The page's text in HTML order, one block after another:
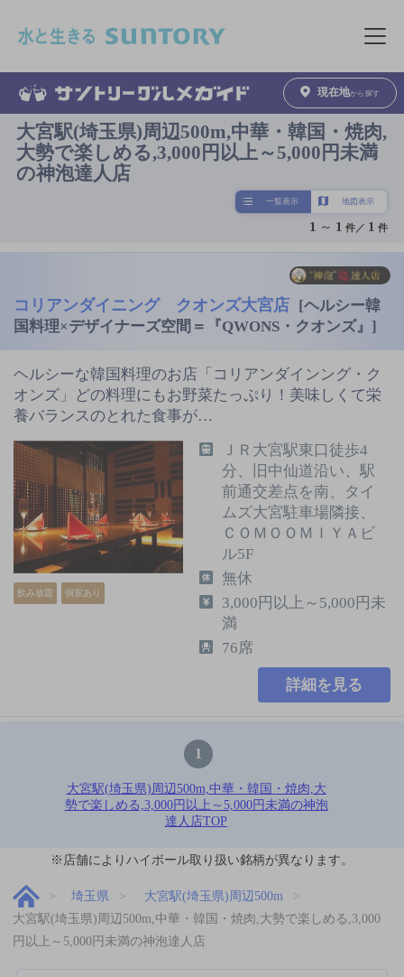
メニュ
現在地から探す
大宮駅(埼玉県)周辺500m,中華・韓国・焼肉,
大勢で楽しめる,3,000円以上～5,000円未満
の神泡達人店
一覧表示 地図表示
1 ～ 1 件／ 1 件
コリアンダイニング クオンズ大宮店 [ヘルシー韓
国料理×デザイナーズ空間＝『QWONS・クオンズ』]
ヘルシーな韓国料理のお店「コリアンダインング・ク
オンズ」どの料理にもお野菜たっぷり！美味しくて栄
養バランスのとれた食事が…
飲み放題 個室あり
ＪＲ大宮駅東口徒歩4
分、旧中仙道沿い、駅
前通交差点を南、タイ
ムズ大宮駐車場隣接、
ＣＯＭＯＯＭＩＹＡビ
ル5F
無休
3,000円以上～5,000円未
満
76席
詳細を見る
1
大宮駅(埼玉県)周辺500m,中華・韓国・焼肉,大
勢で楽しめる,3,000円以上～5,000円未満の神泡
達人店TOP
※店舗によりハイボール取り扱い銘柄が異なります。
埼玉県
大宮駅(埼玉県)周辺500m
大宮駅(埼玉県)周辺500m,中華・韓国・焼肉,大勢で楽しめる,3,000
円以上～5,000円未満の神泡達人店